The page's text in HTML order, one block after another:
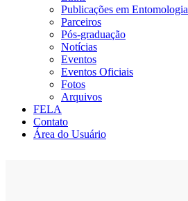
Publicações em Entomologia
Parceiros
Pós-graduação
Notícias
Eventos
Eventos Oficiais
Fotos
Arquivos
FELA
Contato
Área do Usuário